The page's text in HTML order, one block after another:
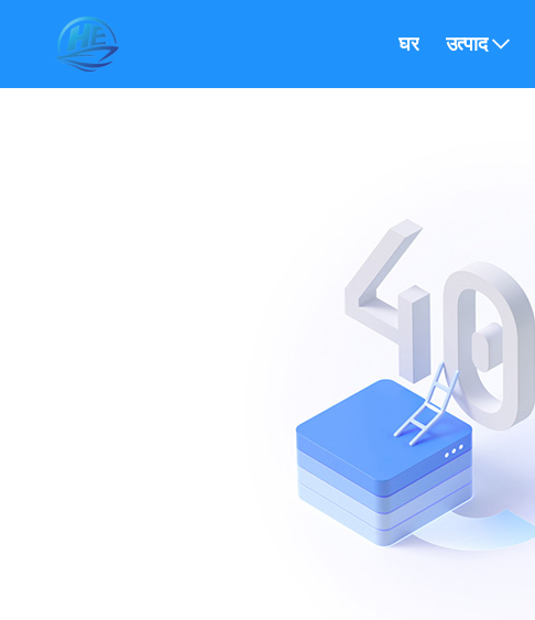
घर उत्पाद